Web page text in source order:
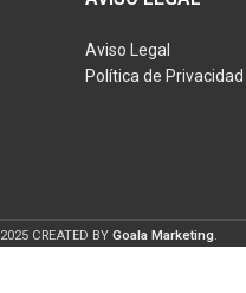
Aviso Legal
Política de
2025 CREATED BY Goala Marketing.